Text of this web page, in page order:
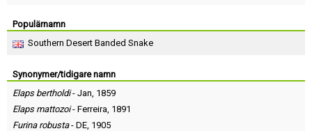
Populärnamn
Southern Desert Banded Snake
Synonymer/tidigare namn
Elaps bertholdi- Jan, 1859
Elaps mattozoi- Ferreira, 1891
Furina robusta- DE, 1905